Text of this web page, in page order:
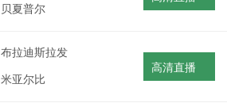
贝夏普尔
布拉迪斯拉发
米亚尔比
高清直播